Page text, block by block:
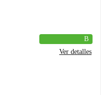
B
Ver detalles